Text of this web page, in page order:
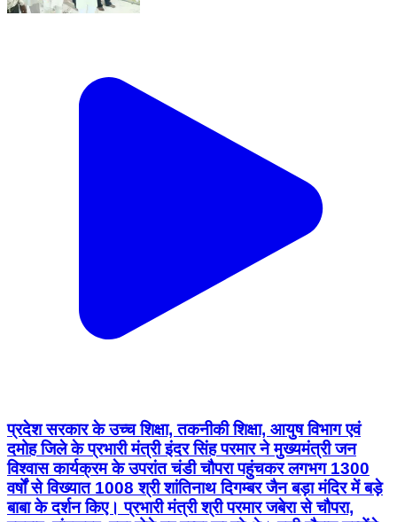
प्रदेश सरकार के उच्च शिक्षा, तकनीकी शिक्षा, आयुष विभाग एवं
बनवार, बांदकपुर, हटा होते हुए पन्ना जा रहे थे। इसी दौरान उन्होंने
चंडी चौपरा में मंदिर पहुंचकर 1008 श्री शांतिनाथ प्रभु के दर्शन
कर पूजा-अर्चना की तथा आशीर्वाद लिया
Damoh, Madhya Pradesh | Aug 8, 2026